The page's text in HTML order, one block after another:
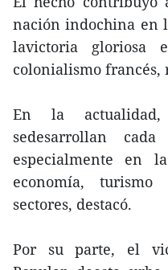
nación indochina en
lavictoria gloriosa
colonialismo francés,
En la
sedesarrollan
especialmente en
economía,
sectores, destacó.
Por su parte, el